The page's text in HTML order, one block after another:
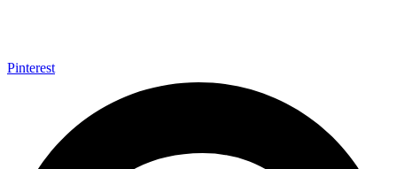
Pinterest